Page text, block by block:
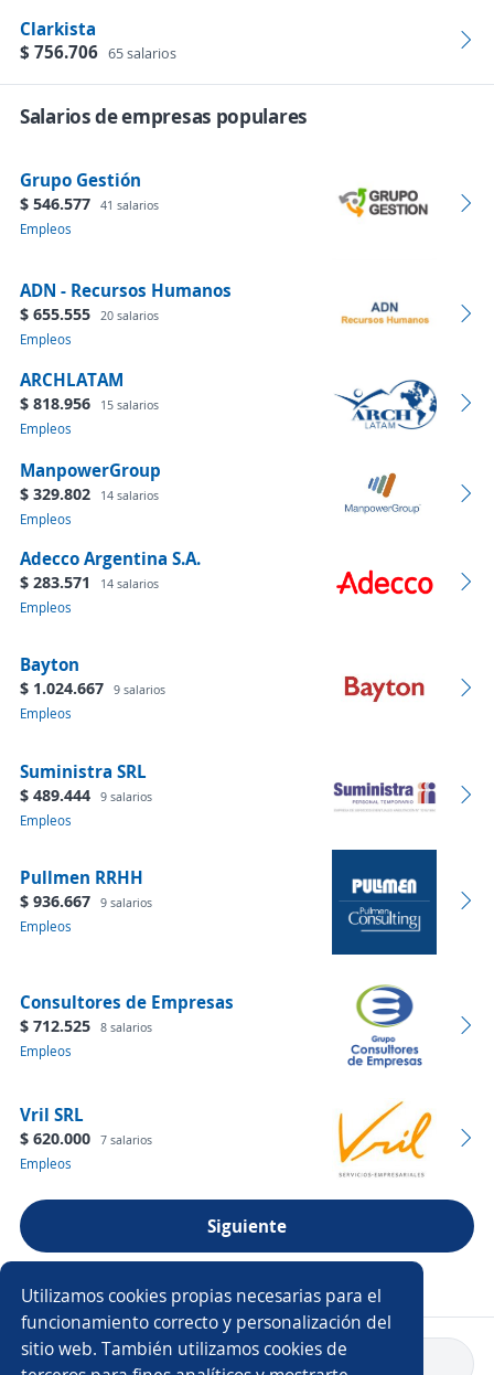
Utilizamos cookies propias necesarias para el
funcionamiento correcto y personalización del
sitio web. También utilizamos cookies de
Clarkista
$ 756.706 65 salarios
Salarios de empresas populares
Grupo Gestión
$ 546.577 41 salarios
Empleos
ADN - Recursos Humanos
$ 655.555 20 salarios
Empleos
ARCHLATAM
$ 818.956 15 salarios
Empleos
ManpowerGroup
$ 329.802 14 salarios
Empleos
Adecco Argentina S.A.
$ 283.571 14 salarios
Empleos
Bayton
$ 1.024.667 9 salarios
Empleos
Suministra SRL
$ 489.444 9 salarios
Empleos
Pullmen RRHH
$ 936.667 9 salarios
Empleos
Consultores de Empresas
$ 712.525 8 salarios
Empleos
Vril SRL
$ 620.000 7 salarios
Empleos
Siguiente
Ver más empresas
Volver a inicio